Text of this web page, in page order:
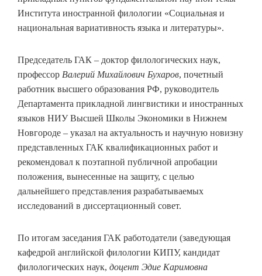
Института иностранной филологии «Социальная и
национальная вариативность языка и литературы».
Председатель ГАК – доктор филологических наук,
профессор Валерий Михайлович Бухаров, почетный
работник высшего образования РФ, руководитель
Департамента прикладной лингвистики и иностранных
языков НИУ Высшей Школы Экономики в Нижнем
Новгороде – указал на актуальность и научную новизну
представленных ГАК квалификационных работ и
рекомендовал к поэтапной публичной апробации
положения, вынесенные на защиту, с целью
дальнейшего представления разрабатываемых
исследований в диссертационный совет.
По итогам заседания ГАК работодатели (заведующая
кафедрой английской филологии КИПУ, кандидат
филологических наук, доцент Эдие Каримовна